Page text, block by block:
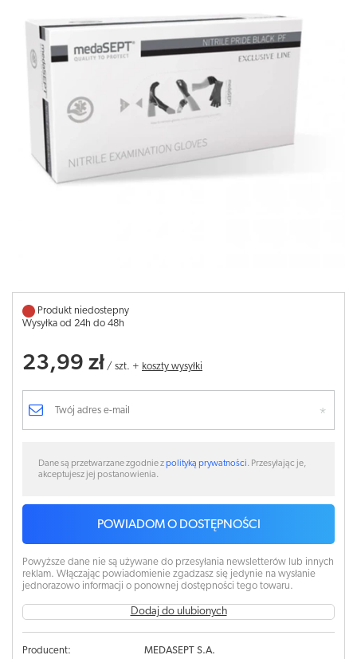
Produkt niedostepny
Wysyłka od 24h do 48h
23,99 zł / szt. + koszty wysyłki
Dane są przetwarzane zgodnie zpolityką prywatności. Przesyłając je,
akceptujesz jej postanowienia.
POWIADOM O DOSTĘPNOŚCI
Powyższe dane nie są używane do przesyłania newsletterów lub innych
reklam. Włączając powiadomienie zgadzasz się jedynie na wysłanie
jednorazowo informacji o ponownej dostępności tego towaru.
Dodaj do ulubionych
Producent:
MEDASEPT S.A.